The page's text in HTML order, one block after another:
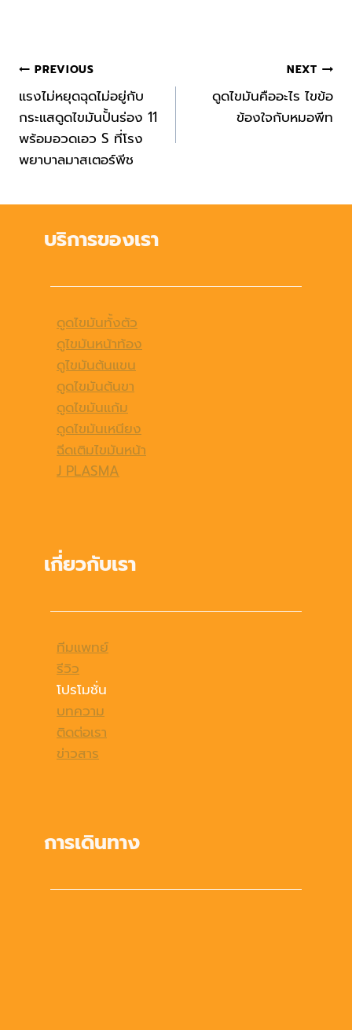
Post
navigation
PREVIOUS
แรงไม่หยุดฉุดไม่อยู่กับ
กระแสดูดไขมันปั้นร่อง 11
พร้อมอวดเอว S ที่โรง
พยาบาลมาสเตอร์พีช
NEXT
ดูดไขมันคืออะไร ไขข้อ
ข้องใจกับหมอพีท
บริการของเรา
ดูดไขมันทั้งตัว
ดูไขมันหน้าท้อง
ดูไขมันต้นแขน
ดูดไขมันต้นขา
ดูดไขมันแก้ม
ดูดไขมันเหนียง
ฉีดเติมไขมันหน้า
J PLASMA
เกี่ยวกับเรา
ทีมแพทย์
รีวิว
โปรโมชั่น
บทความ
ติดต่อเรา
ข่าวสาร
การเดินทาง